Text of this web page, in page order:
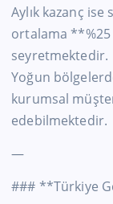
Aylık kazanç
ortalama **%25
seyretmektedir.
Yoğun
kurumsal
edebilmektedir.
—
### **Türkiye